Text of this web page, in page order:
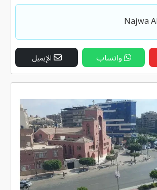
Najwa
واتساب الإيميل